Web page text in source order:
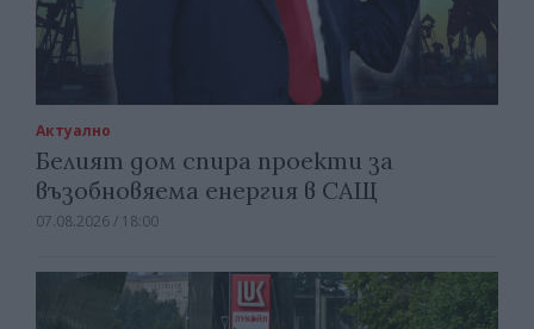
Актуално
Белият дом спира проекти за
възобновяема енергия в САЩ
07.08.2026 / 18:00